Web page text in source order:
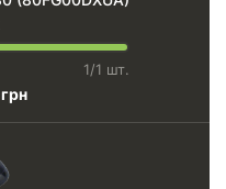
1/1 шт.